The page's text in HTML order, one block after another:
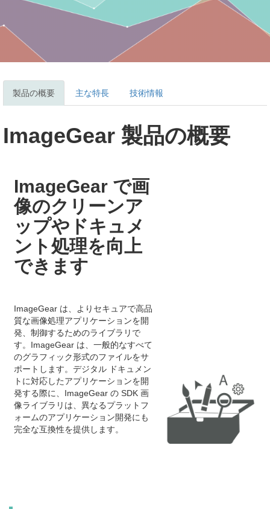
製品の概要 主な特長 技術情報
ImageGear 製品の概要
ImageGear で画
像のクリーンア
ップやドキュメ
ント処理を向上
できます
ImageGear は、よりセキュアで高品
質な画像処理アプリケーションを開
発、制御するためのライブラリで
す。ImageGear は、一般的なすべて
のグラフィック形式のファイルをサ
ポートします。デジタル ドキュメン
トに対応したアプリケーションを開
発する際に、ImageGear の SDK 画
像ライブラリは、異なるプラットフ
ォームのアプリケーション開発にも
完全な互換性を提供します。